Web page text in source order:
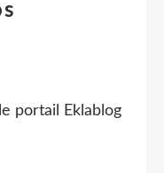
portail Eklablog